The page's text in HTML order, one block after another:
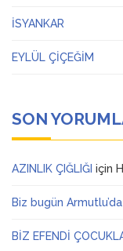
İSYANKAR
EYLÜL ÇİÇEĞİM
SON
AZINLIK ÇIĞLIĞI için
Biz bugün
BİZ EFENDİ